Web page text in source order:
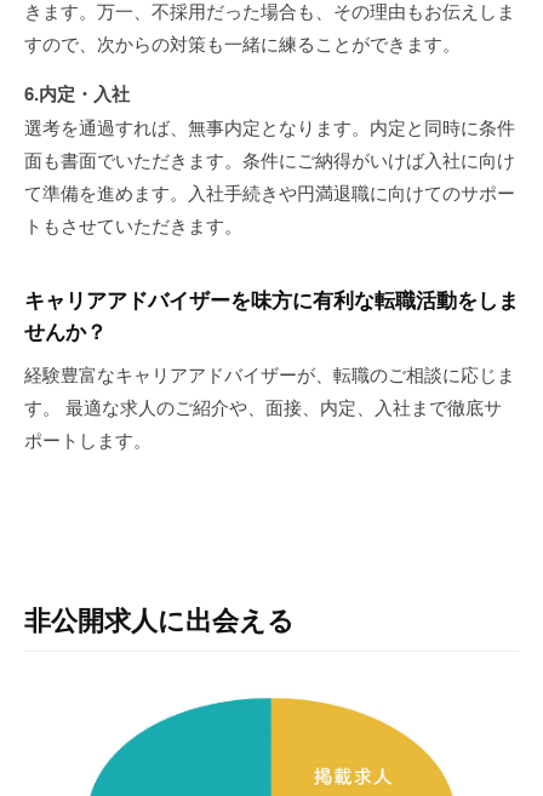
きます。万一、不採用だった場合も、その理由もお伝えしま
すので、次からの対策も一緒に練ることができます。
6.内定・入社
選考を通過すれば、無事内定となります。内定と同時に条件
面も書面でいただきます。条件にご納得がいけば入社に向け
て準備を進めます。入社手続きや円満退職に向けてのサポー
トもさせていただきます。
キャリアアドバイザーを味方に有利な転職活動をしま
せんか？
経験豊富なキャリアアドバイザーが、転職のご相談に応じま
す。 最適な求人のご紹介や、面接、内定、入社まで徹底サ
ポートします。
非公開求人に出会える